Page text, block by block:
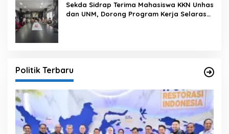
Sekda Sidrap Terima Mahasiswa KKN Unhas
dan UNM, Dorong Program Kerja Selaras
Politik Terbaru